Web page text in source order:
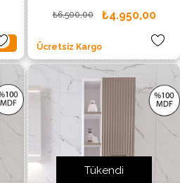
₺4.950,00
₺6.500,00
Ücretsiz Kargo
Tükendi